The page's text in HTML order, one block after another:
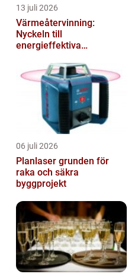
13 juli 2026
Värmeåtervinning:
Nyckeln till
energieffektiva
06 juli 2026
Planlaser grunden för
raka och säkra
byggprojekt